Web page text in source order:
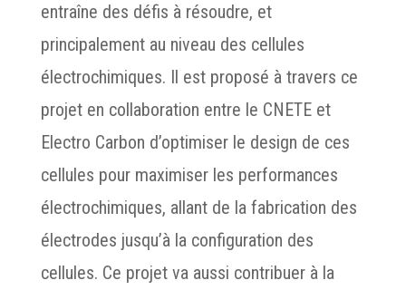
entraîne des défis à résoudre, et
principalement au niveau des cellules
électrochimiques. Il est proposé à travers ce
projet en collaboration entre le CNETE et
Electro Carbon d’optimiser le design de ces
cellules pour maximiser les performances
électrochimiques, allant de la fabrication des
électrodes jusqu’à la configuration des
cellules. Ce projet va aussi contribuer à la